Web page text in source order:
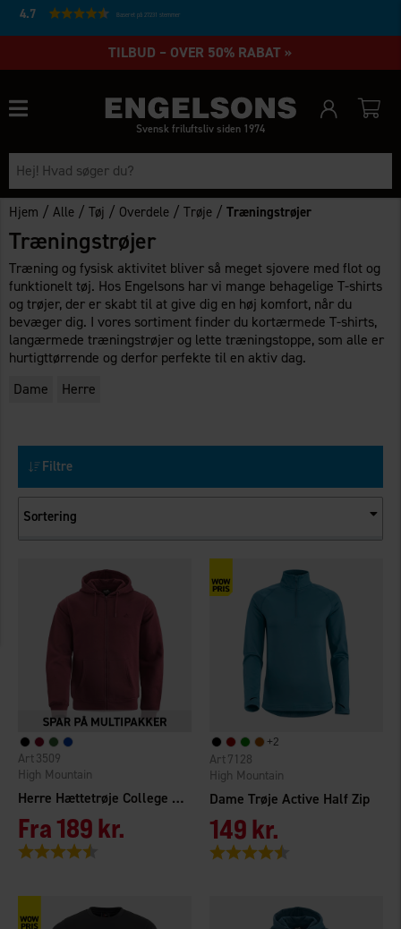
4.7 Baseret på 27231 stemmer
TILBUD – OVER 50% RABAT »
Svensk friluftsliv siden 1974
Hjem /Alle /Tøj / Overdele /Trøje /Træningstrøjer
Træningstrøjer
Træning og fysisk aktivitet bliver så meget sjovere med flot og
funktionelt tøj. Hos Engelsons har vi mange behagelige T-shirts
og trøjer, der er skabt til at give dig en høj komfort, når du
bevæger dig. I vores sortiment finder du kortærmede T-shirts,
langærmede træningstrøjer og lette træningstoppe, som alle er
hurtigttørrende og derfor perfekte til en aktiv dag.
Dame
Herre
Filtre
Sortering
Herre Hættetrøje College med lynlås
High Mountain
3509
Fra189 kr.
Vurdering:
+2
Dame Trøje Active Half Zip
High Mountain
7128
149 kr.
Vurdering: